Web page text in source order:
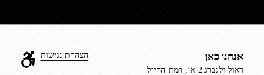
אנחנו כאן
ראול ולנברג 2 א’, רמת החייל
הצהרת נגישות